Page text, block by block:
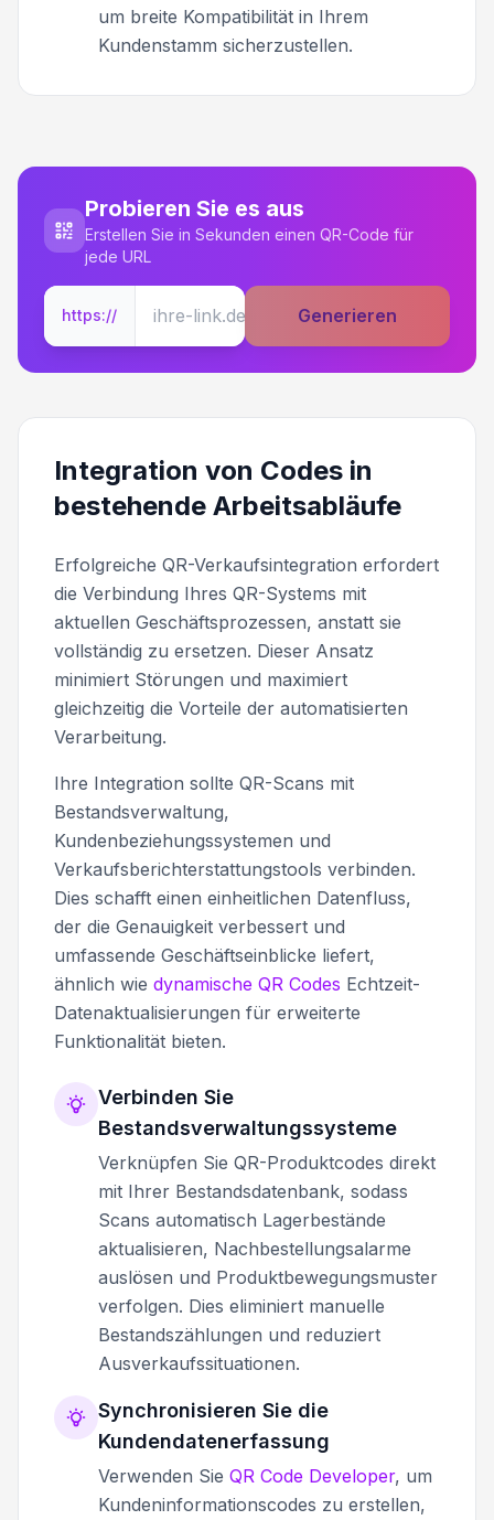
um breite Kompatibilität in Ihrem
Kundenstamm sicherzustellen.
Probieren Sie es aus
Erstellen Sie in Sekunden einen QR-Code für
jede URL
https:// Generieren
Integration von Codes in
bestehende Arbeitsabläufe
Erfolgreiche QR-Verkaufsintegration erfordert
die Verbindung Ihres QR-Systems mit
aktuellen Geschäftsprozessen, anstatt sie
vollständig zu ersetzen. Dieser Ansatz
minimiert Störungen und maximiert
gleichzeitig die Vorteile der automatisierten
Verarbeitung.
Ihre Integration sollte QR-Scans mit
Bestandsverwaltung,
Kundenbeziehungssystemen und
Verkaufsberichterstattungstools verbinden.
Dies schafft einen einheitlichen Datenfluss,
der die Genauigkeit verbessert und
umfassende Geschäftseinblicke liefert,
ähnlich wie dynamische QR Codes Echtzeit-
Datenaktualisierungen für erweiterte
Funktionalität bieten.
Verbinden Sie
Bestandsverwaltungssysteme
Verknüpfen Sie QR-Produktcodes direkt
mit Ihrer Bestandsdatenbank, sodass
Scans automatisch Lagerbestände
aktualisieren, Nachbestellungsalarme
auslösen und Produktbewegungsmuster
verfolgen. Dies eliminiert manuelle
Bestandszählungen und reduziert
Ausverkaufssituationen.
Synchronisieren Sie die
Kundendatenerfassung
Verwenden Sie QR Code Developer, um
Kundeninformationscodes zu erstellen,